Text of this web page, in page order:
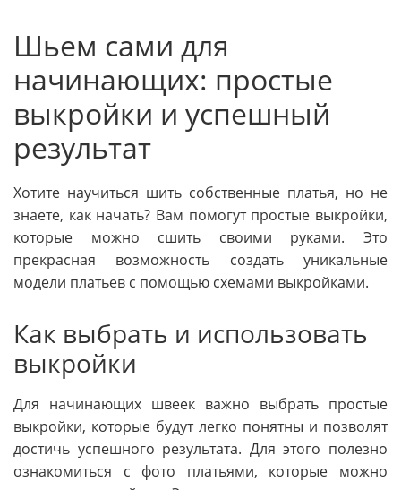
Шьем сами для
начинающих: простые
выкройки и успешный
результат
Хотите научиться шить собственные платья, но не
знаете, как начать? Вам помогут простые выкройки,
которые можно сшить своими руками. Это
прекрасная возможность создать уникальные
модели платьев с помощью схемами выкройками.
Как выбрать и использовать
выкройки
Для начинающих швеек важно выбрать простые
выкройки, которые будут легко понятны и позволят
достичь успешного результата. Для этого полезно
ознакомиться с фото платьями, которые можно